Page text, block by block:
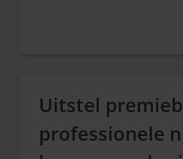
Uitstel
professionele